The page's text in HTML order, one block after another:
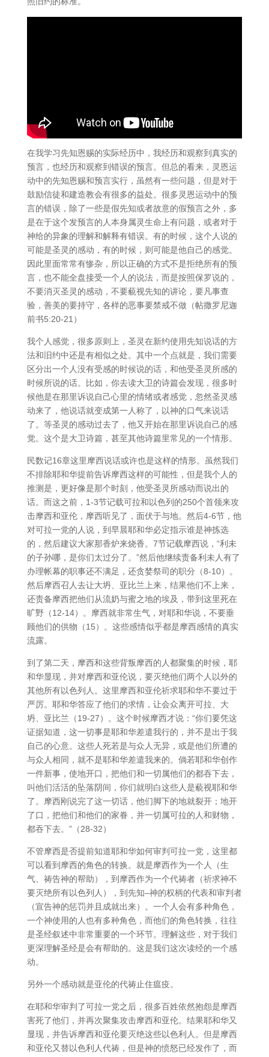
在我学习先知恩赐的实际经历中，我经历和观察到真实的
预言，也经历和观察到错误的预言。但总的看来，灵恩运
动中的先知恩赐和预言实行，虽然有一些问题，但是对于
鼓励信徒和建造教会有很多的益处。很多灵恩运动中的预
言的错误，除了一些是假先知或者故意的假预言之外，多
是在于这个发预言的人本身属灵生命上有问题，或者对于
神给的异象的理解和解释有错误。有的时候，这个人说的
可能是圣灵的感动，有的时候，则可能是他自己的感觉。
因此里面常常有惨杂，所以正确的方式不是拒绝所有的预
言，也不能全盘接受一个人的说法，而是按照保罗说的，
不要消灭圣灵的感动，不要藐视先知的讲论，要凡事查
验，善美的要持守，各样的恶事要禁戒不做（帖撒罗尼迦
前书5:20-21）
我个人感觉，很多原则上，圣灵在新约使用先知说话的方
法和旧约中还是有相似之处。其中一个点就是，我们需要
区分出一个人没有受感的时候说的话，和他受圣灵所感的
时候所说的话。比如，你去读大卫的诗篇会发现，很多时
候他是在那里诉说自己心里的情绪或者感觉，忽然圣灵感
动来了，他说话就变成第一人称了，以神的口气来说话
了。等圣灵的感动过去了，他又开始在那里诉说自己的感
觉。这个是大卫诗篇，甚至其他诗篇里常见的一个情形。
民数记16章这里摩西说话或许也是这样的情形。虽然我们
不排除耶和华提前告诉摩西这样的可能性，但是我个人的
推测是，更好像是那个时刻，他受圣灵所感动而说出的
话。而这之前，1-3节记载可拉和以色列的250个首领来攻
击摩西和亚伦，摩西听见了，面伏于与地。然后4-6节，他
对可拉一党的人说，到早晨耶和华必定指示谁是神拣选
的，然后建议大家那香炉来烧香。7节记载摩西说，“利未
的子孙哪，是你们太过分了。”然后他继续责备利未人有了
办理帐幕的职事还不满足，还贪婪祭司的职分（8-10）。
然后摩西召人去让大坍、亚比兰上来，结果他们不上来，
还责备摩西把他们从流奶与蜜之地的埃及，带到这里死在
旷野（12-14）。摩西就非常生气，对耶和华说，不要垂
顾他们的供物（15）。这些感情似乎都是摩西感情的真实
流露。
到了第二天，摩西和这些背叛摩西的人都聚集的时候，耶
和华显现，并对摩西和亚伦说，要灭绝他们两个人以外的
其他所有以色列人。这里摩西和亚伦祈求耶和华不要过于
严厉。耶和华答应了他们的求情，让会众离开可拉、大
坍、亚比兰（19-27）。这个时候摩西才说：“你们要凭这
证据知道，这一切事是耶和华差遣我行的，并不是出于我
自己的心意。这些人死若是与众人无异，或是他们所遭的
与众人相同，就不是耶和华差遣我来的。倘若耶和华创作
一件新事，使地开口，把他们和一切属他们的都吞下去，
叫他们活活的坠落阴间，你们就明白这些人是藐视耶和华
了。摩西刚说完了这一切话，他们脚下的地就裂开；地开
了口，把他们和他们的家眷，并一切属可拉的人和财物，
都吞下去。”（28-32）
不管摩西是否提前知道耶和华如何审判可拉一党，这里都
可以看到摩西的角色的转换。就是摩西作为一个人（生
气、祷告神的帮助），到摩西作为一个代祷者（祈求神不
要灭绝所有以色列人），到先知–神的权柄的代表和审判者
（宣告神的惩罚并且成就出来）。一个人会有多种角色，
一个神使用的人也有多种角色，而他们的角色转换，往往
是圣经叙述中非常重要的一个环节。理解这些，对于我们
更深理解圣经是会有帮助的。这是我们这次读经的一个感
动。
另外一个感动就是亚伦的代祷止住瘟疫。
在耶和华审判了可拉一党之后，很多百姓依然抱怨是摩西
害死了他们，并再次聚集攻击摩西和亚伦。结果耶和华又
显现，并告诉摩西和亚伦要灭绝这些以色利人。但是摩西
和亚伦又替以色利人代祷，但是神的愤怒已经发作了，而